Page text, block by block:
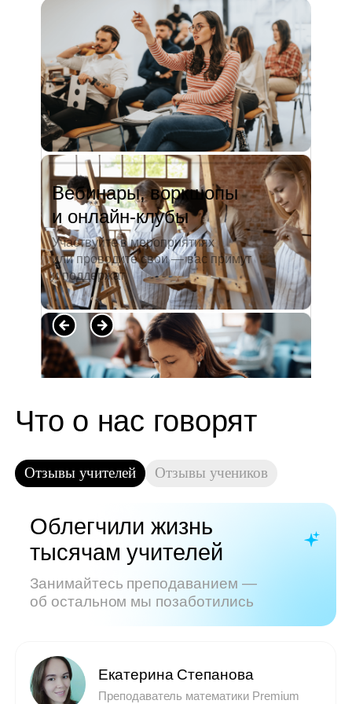
Вебинары, воркшопы
и онлайн-клубы
Участвуйте в мероприятиях
или проводите свои — вас примут
и поддержат
педагогический университет, пошла
преподавать в школу. Проработав в ней
5 лет, я поняла, что нужно двигать...
Читать полностью →
Показать все отзывы
Часто задаваемые
вопросы